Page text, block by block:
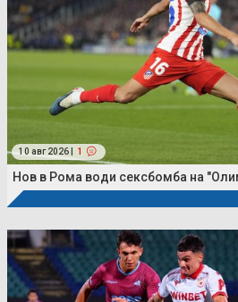
10 авг 2026 | 1
Нов в Рома води сексбомба на